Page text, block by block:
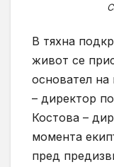
В тяхна
живот се
основател
– директор
Костова –
момента
пред